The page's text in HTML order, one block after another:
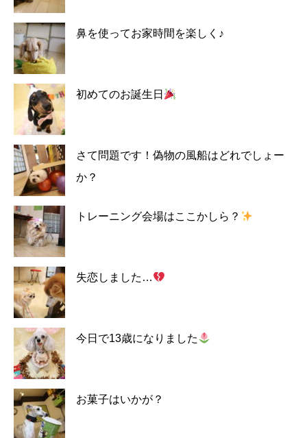
鼻を使ってお家時間を楽しく♪
初めてのお誕生日
さて問題です！偽物の風船はどれでしょー
か？
トレーニング会場はここかしら？
失恋しました…
今日で13歳になりました
お菓子はいかが？